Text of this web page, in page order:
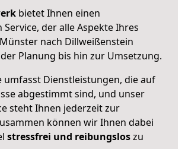
bietet Ihnen einen
Service, der alle Aspekte Ihres
nach Dillweißenstein
Planung bis hin zur Umsetzung.
umfasst Dienstleistungen, die auf
abgestimmt sind, und unser
steht Ihnen jederzeit zur
können wir Ihnen dabei
stressfrei und reibungsloszu